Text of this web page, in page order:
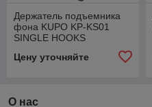
Держатель подъемника
фона KUPO KP-KS01
SINGLE HOOKS
Цену уточняйте
О нас